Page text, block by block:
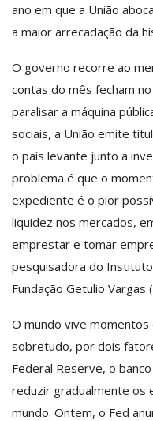
ano em que a União
a maior arrecadação da
O governo recorre ao
contas do mês fecham
paralisar a máquina
sociais, a União emite
o país levante junto a
problema é que o
expediente é o pior
liquidez nos mercados,
emprestar e tomar
pesquisadora do
Fundação Getulio Vargas
O mundo vive momentos
sobretudo, por dois
Federal Reserve, o
reduzir gradualmente os
mundo. Ontem, o Fed